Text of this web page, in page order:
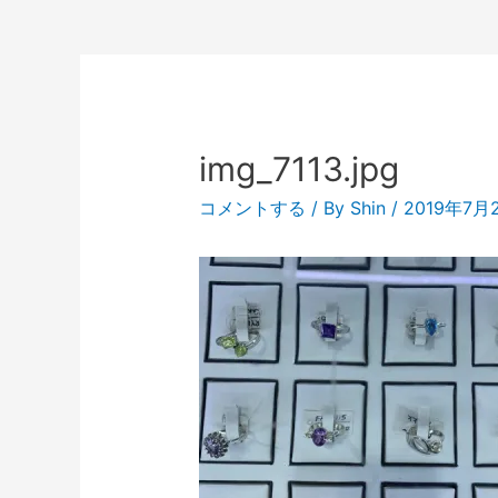
img_7113.jpg
コメントする / By Shin / 2019年7月